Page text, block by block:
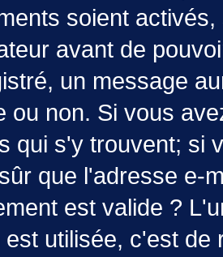
soient
avant de
un message
ou non. Si vous
qui s'y trouvent; si
que l'adresse e-
est valide ?
est utilisée, c'est